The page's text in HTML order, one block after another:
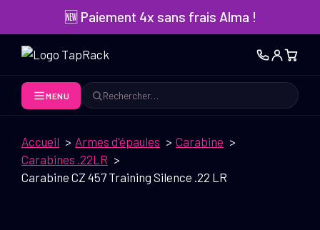
contenu
🆕 Paiement 4x sans frais Alma !
MENU
Rechercher
Accueil Armes d'épaules
Carabine
Carabines .22LR
Carabine CZ 457 Training Silence .22 LR